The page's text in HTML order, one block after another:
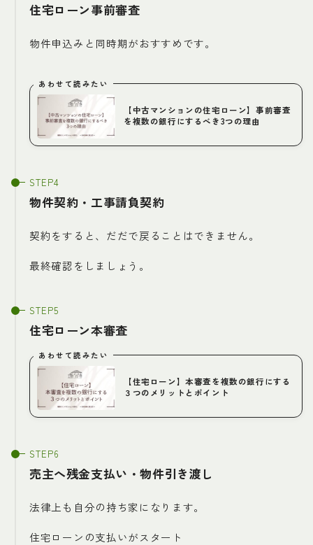
住宅ローン事前審査
物件申込みと同時期がおすすめです。
あわせて読みたい
【中古マンションの住宅ローン】事前審査
を複数の銀行にするべき3つの理由
物件契約・工事請負契約
契約をすると、だだで戻ることはできません。
最終確認をしましょう。
住宅ローン本審査
あわせて読みたい
【住宅ローン】本審査を複数の銀行にする
３つのメリットとポイント
売主へ残金支払い・物件引き渡し
法律上も自分の持ち家になります。
住宅ローンの支払いがスタート